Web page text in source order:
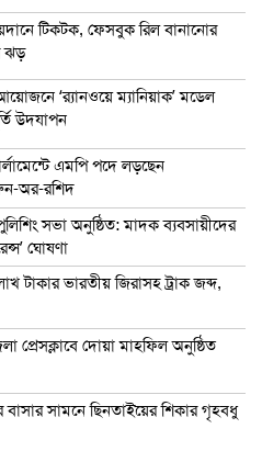
টিকটক, ফেসবুক রিল বানানোর
ঝড়
‘র‍্যানওয়ে ম্যানিয়াক’ মডেল
উদযাপন
এমপি পদে লড়ছেন
অর-রশিদ
সভা অনুষ্ঠিত: মাদক ব্যবসায়ীদের
ঘোষণা
টাকার ভারতীয় জিরাসহ ট্রাক জব্দ,
প্রেসক্লাবে দোয়া মাহফিল অনুষ্ঠিত
সামনে ছিনতাইয়ের শিকার গৃহবধু